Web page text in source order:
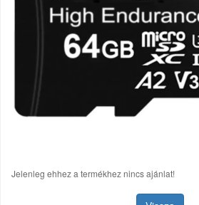
Jelenleg ehhez a termékhez nincs ajánlat!